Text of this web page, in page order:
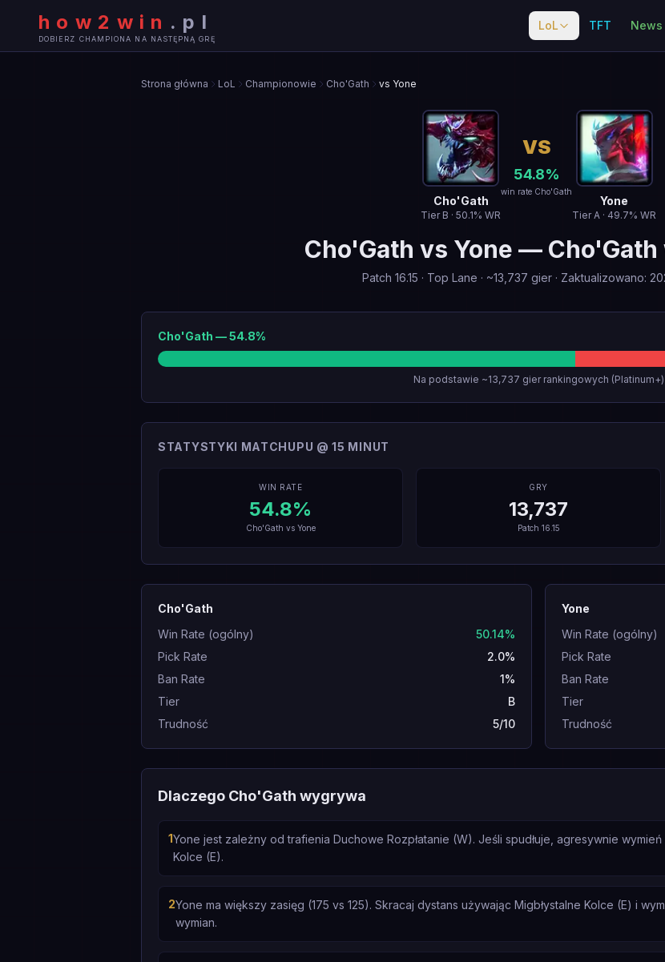
how2win . pl
DOBIERZ CHAMPIONA NA NASTĘPNĄ GRĘ
LoL TFT News
Strona główna LoL Championowie Cho'Gath vs Yone
Cho'Gath
Tier B · 50.1% WR
VS
54.8%
win rate Cho'Gath
Yone
TierA · 49.7% WR
Cho'Gath vs Yone —
Patch 16.15 · Top Lane · ~13,737 gier · Zaktualizowano:
Cho'Gath —54.8%
Na podstawie ~13,737 gier rankingowych (Platinum+)
STATYSTYKI MATCHUPU @ 15 MINUT
WIN RATE
54.8%
Cho'Gath vs Yone
GRY
13,737
Patch 16.15
Cho'Gath
Win Rate (ogólny)
50.14%
Pick Rate
2.0%
Ban Rate
1%
Tier
B
Trudność
5/10
Yone
Win Rate (ogólny)
Pick Rate
Ban Rate
Tier
Trudność
Dlaczego Cho'Gath wygrywa
1Yone jest zależny od trafienia Duchowe Rozpłatanie (W). Jeśli spudłuje, agresywnie
Kolce (E).
2Yone ma większy zasięg (175 vs 125). Skracaj dystans używając Migbłystalne Kolce (E) i
wymian.